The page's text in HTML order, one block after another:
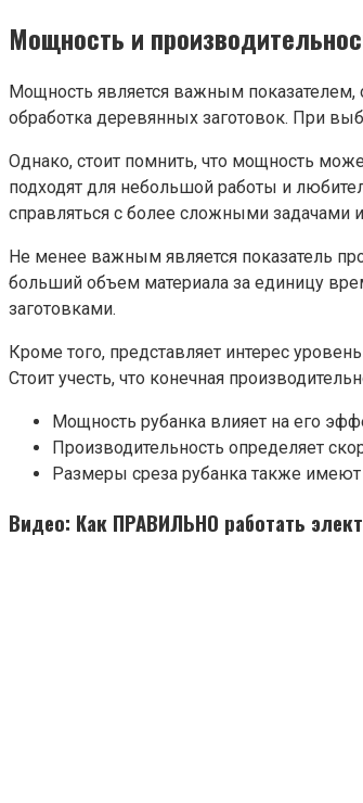
Мощность и
Мощность является важным
обработка деревянных заготовок. При
Однако, стоит помнить, что мощность
подходят для небольшой работы и
справляться с более сложными задачами
Не менее важным является показатель
больший объем материала за единицу
заготовками.
Кроме того, представляет интерес
Стоит учесть, что конечная
Мощность рубанка влияет на его
Производительность определяет
Размеры среза рубанка также
Видео: Как ПРАВИЛЬНО работать